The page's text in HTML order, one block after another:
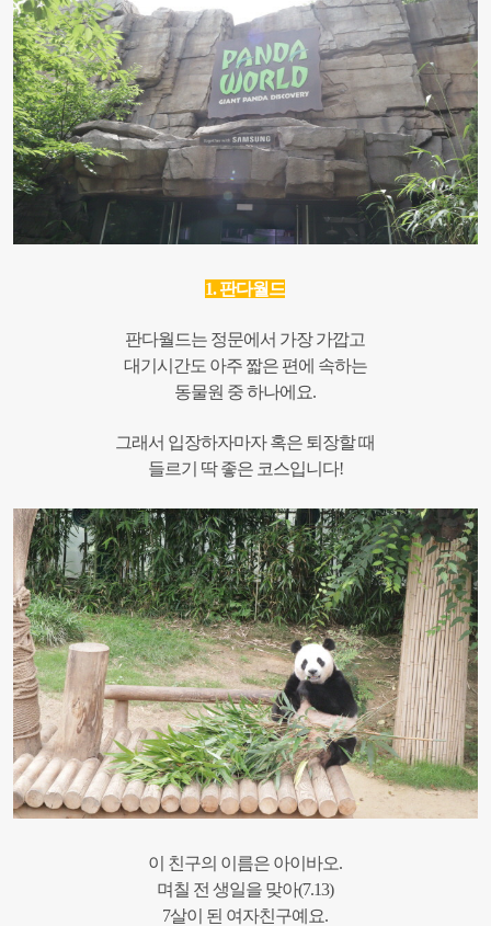
1. 판다월드
판다월드는 정문에서 가장 가깝고
대기시간도 아주 짧은 편에 속하는
동물원 중 하나에요.
그래서 입장하자마자 혹은 퇴장할 때
들르기 딱 좋은 코스입니다!
이 친구의 이름은 아이바오.
며칠 전 생일을 맞아(7.13)
7살이 된 여자친구예요.